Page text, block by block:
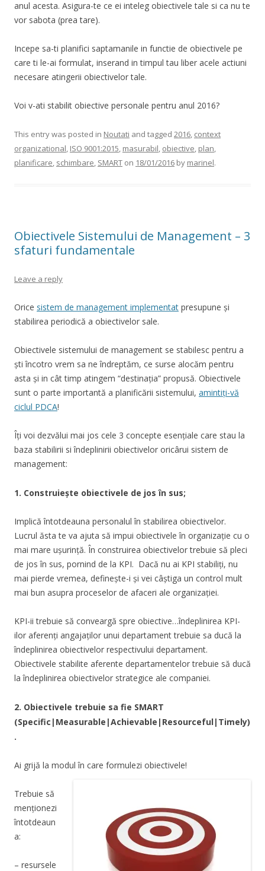
anul acesta. Asigura-te ce ei inteleg obiectivele tale si ca nu te
vor sabota (prea tare).
Incepe sa-ti planifici saptamanile in functie de obiectivele pe
care ti le-ai formulat, inserand in timpul tau liber acele actiuni
necesare atingerii obiectivelor tale.
Voi v-ati stabilit obiective personale pentru anul 2016?
This entry was posted in Noutati and tagged 2016, context
organizational, ISO 9001:2015, masurabil, obiective, plan,
planificare, schimbare, SMART on 18/01/2016 by marinel.
Obiectivele Sistemului de Management – 3
sfaturi fundamentale
Leave a reply
Orice sistem de management implementat presupune și
stabilirea periodică a obiectivelor sale.
Obiectivele sistemului de management se stabilesc pentru a
ști încotro vrem sa ne îndreptăm, ce surse alocăm pentru
asta și in cât timp atingem “destinația” propusă. Obiectivele
sunt o parte importantă a planificării sistemului, amintiți-vă
ciclul PDCA!
Îți voi dezvălui mai jos cele 3 concepte esențiale care stau la
baza stabilirii si îndeplinirii obiectivelor oricârui sistem de
management:
1. Construiește obiectivele de jos în sus;
Implică întotdeauna personalul în stabilirea obiectivelor.
Lucrul ăsta te va ajuta să impui obiectivele în organizație cu o
mai mare ușurință. În construirea obiectivelor trebuie să pleci
de jos în sus, pornind de la KPI. Dacă nu ai KPI stabiliți, nu
mai pierde vremea, definește-i și vei câștiga un control mult
mai bun asupra proceselor de afaceri ale organizației.
KPI-ii trebuie să conveargă spre obiective…îndeplinirea KPI-
ilor aferenți angajaților unui departament trebuie sa ducă la
îndeplinirea obiectivelor respectivului departament.
Obiectivele stabilite aferente departamentelor trebuie să ducă
la îndeplinirea obiectivelor strategice ale companiei.
2. Obiectivele trebuie sa fie SMART
(Specific| Measurable|Achievable| Resourceful| Timely)
.
Ai grijă la modul în care formulezi obiectivele!
Trebuie să
menționezi
întotdeaun
a:
– resursele